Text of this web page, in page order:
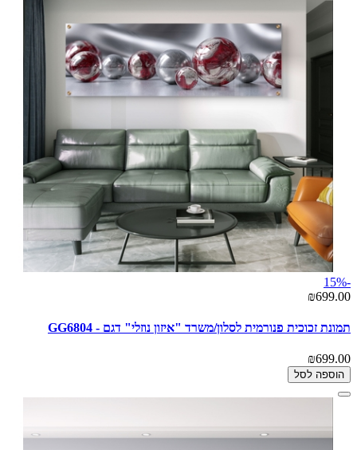
-15%
₪699.00
תמונת זכוכית פנורמית לסלון/משרד "איזון נוזלי" דגם - GG6804
₪699.00
הוספה לסל